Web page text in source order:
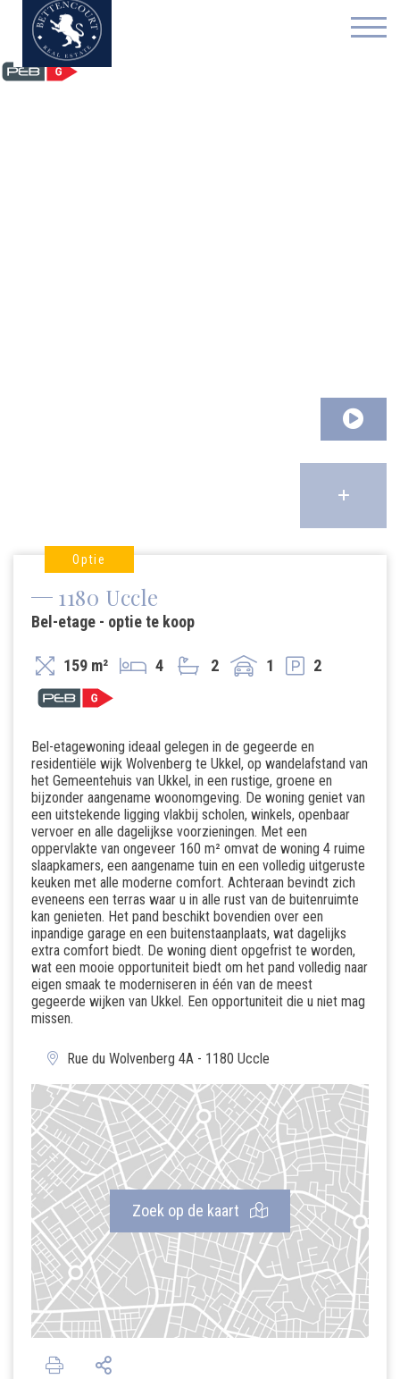
Optie
1180 Uccle
Bel-etage - optie te koop
159 m² 4 2 1 2
Bel-etagewoning ideaal gelegen in de gegeerde en
residentiële wijk Wolvenberg te Ukkel, op wandelafstand van
het Gemeentehuis van Ukkel, in een rustige, groene en
bijzonder aangename woonomgeving. De woning geniet van
een uitstekende ligging vlakbij scholen, winkels, openbaar
vervoer en alle dagelijkse voorzieningen. Met een
oppervlakte van ongeveer 160 m² omvat de woning 4 ruime
slaapkamers, een aangename tuin en een volledig uitgeruste
keuken met alle moderne comfort. Achteraan bevindt zich
eveneens een terras waar u in alle rust van de buitenruimte
kan genieten. Het pand beschikt bovendien over een
inpandige garage en een buitenstaanplaats, wat dagelijks
extra comfort biedt. De woning dient opgefrist te worden,
wat een mooie opportuniteit biedt om het pand volledig naar
eigen smaak te moderniseren in één van de meest
gegeerde wijken van Ukkel. Een opportuniteit die u niet mag
missen.
Rue du Wolvenberg 4A - 1180 Uccle
Zoek op de kaart